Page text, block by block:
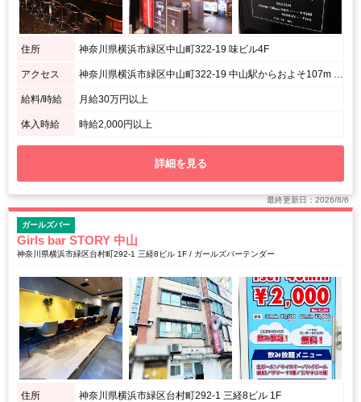
住所 神奈川県横浜市緑区中山町322-19 味ビル4F
アクセス 神奈川県横浜市緑区中山町322-19 中山駅からおよそ107m 中山駅前！徒歩1分!!
給料/時給 月給30万円以上
体入時給 時給2,000円以上
詳細を見る
最終更新日：2026/8/6
ガールズバー
Girls bar STORY 中山
神奈川県横浜市緑区台村町292-1 三経8ビル 1F / ガールズバーテンダー
住所 神奈川県横浜市緑区台村町292-1 三経8ビル 1F